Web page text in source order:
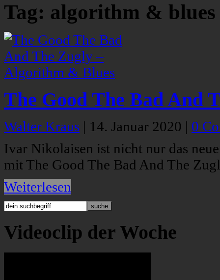
Tag: algorithm & blues
The Good The Bad And
Walter Kraus | 14. Januar 2020 | 0
Ivar Nikolaisen ist nicht nur das
mit The Good The Bad And The
Weiterlesen
Videoclip der Woche